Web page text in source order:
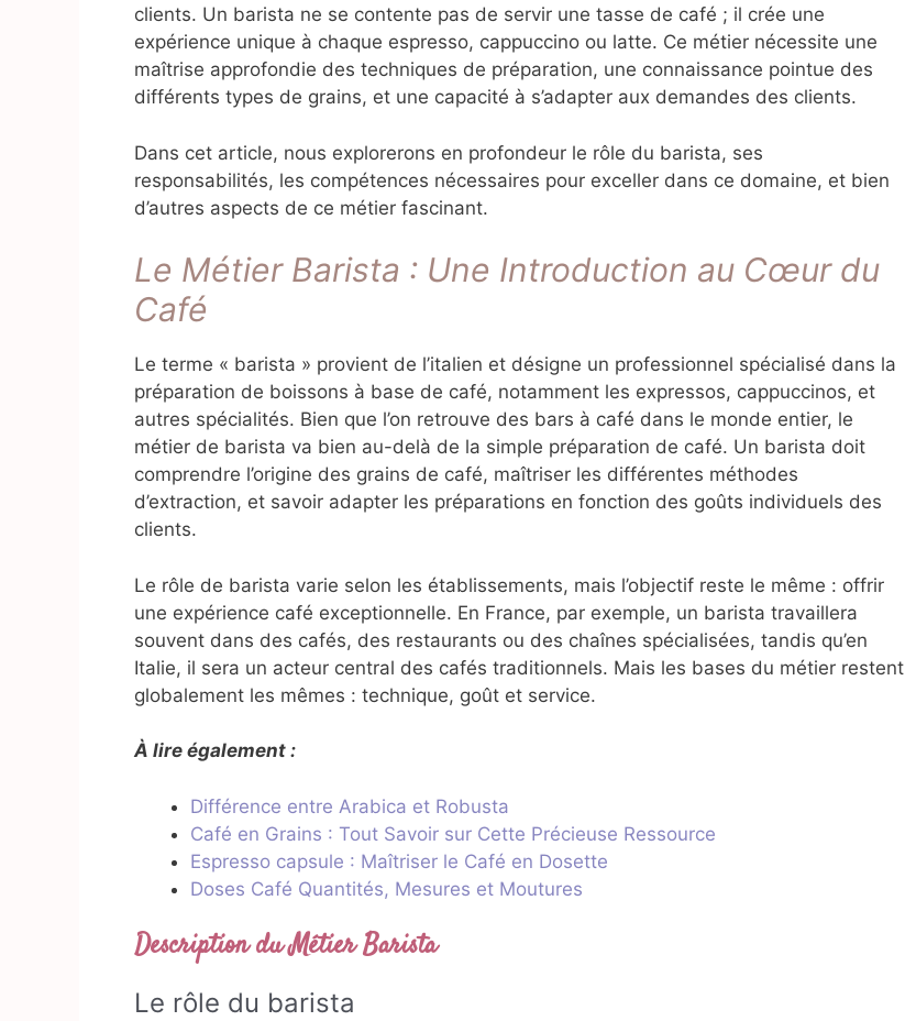
clients. Un barista ne se contente pas de servir une tasse de café ; il crée une
expérience unique à chaque espresso, cappuccino ou latte. Ce métier nécessite une
maîtrise approfondie des techniques de préparation, une connaissance pointue des
différents types de grains, et une capacité à s’adapter aux demandes des clients.
Dans cet article, nous explorerons en profondeur le rôle du barista, ses
responsabilités, les compétences nécessaires pour exceller dans ce domaine, et bien
d’autres aspects de ce métier fascinant.
Le Métier Barista : Une Introduction au Cœur du
Café
Le terme « barista » provient de l’italien et désigne un professionnel spécialisé dans la
préparation de boissons à base de café, notamment les expressos, cappuccinos, et
autres spécialités. Bien que l’on retrouve des bars à café dans le monde entier, le
métier de barista va bien au-delà de la simple préparation de café. Un barista doit
comprendre l’origine des grains de café, maîtriser les différentes méthodes
d’extraction, et savoir adapter les préparations en fonction des goûts individuels des
clients.
Le rôle de barista varie selon les établissements, mais l’objectif reste le même : offrir
une expérience café exceptionnelle. En France, par exemple, un barista travaillera
souvent dans des cafés, des restaurants ou des chaînes spécialisées, tandis qu’en
Italie, il sera un acteur central des cafés traditionnels. Mais les bases du métier restent
globalement les mêmes : technique, goût et service.
À lire également :
Différence entre Arabica et Robusta
Café en Grains : Tout Savoir sur Cette Précieuse Ressource
Espresso capsule : Maîtriser le Café en Dosette
Doses Café Quantités, Mesures et Moutures
Description du Métier Barista
Le rôle du barista